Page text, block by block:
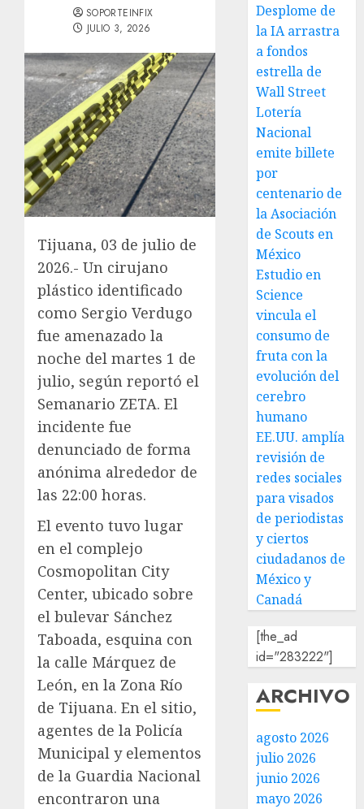
SOPORTEINFIX
JULIO 3, 2026
Tijuana, 03 de julio de
2026.- Un cirujano
plástico identificado
como Sergio Verdugo
fue amenazado la
noche del martes 1 de
julio, según reportó el
Semanario ZETA. El
incidente fue
denunciado de forma
anónima alrededor de
las 22:00 horas.
El evento tuvo lugar
en el complejo
Cosmopolitan City
Center, ubicado sobre
el bulevar Sánchez
Taboada, esquina con
la calle Márquez de
León, en la Zona Río
de Tijuana. En el sitio,
agentes de la Policía
Municipal y elementos
de la Guardia Nacional
encontraron una
Desplome de
la IA arrastra
a fondos
estrella de
Wall Street
Lotería
Nacional
emite billete
por
centenario de
la Asociación
de Scouts en
México
Estudio en
Science
vincula el
consumo de
fruta con la
evolución del
cerebro
humano
EE.UU. amplía
revisión de
redes sociales
para visados
de periodistas
y ciertos
ciudadanos de
México y
Canadá
[the_ad
id="283222"]
ARCHIVO
agosto 2026
julio 2026
junio 2026
mayo 2026